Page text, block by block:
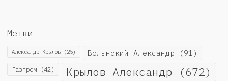
Метки
Александр Крылов (25) Волынский Александр (91)
Газпром (42) Крылов Александр (672)